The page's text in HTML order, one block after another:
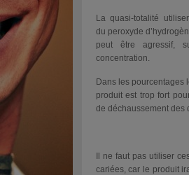
La quasi-totalité
du peroxyde
peut être agressif,
concentration.
Dans les pourcentages
produit est trop fort
de déchaussement des
Il ne faut pas utiliser
cariées, car le produit